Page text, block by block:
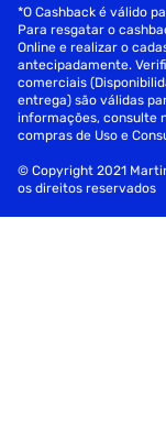
*O Cashback é válido
Para resgatar o
Online e realizar o
antecipadamente.
comerciais
entrega) são válidas
informações, consulte
compras de Uso e
© Copyright 2021
os direitos reservados